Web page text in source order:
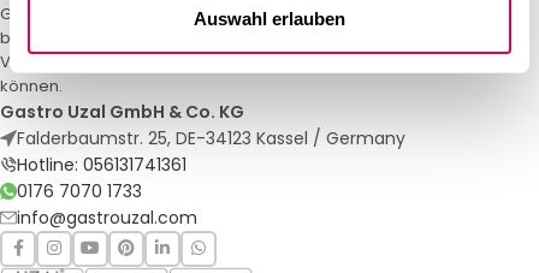
Auswahl erlauben
Gastro Uzal – Ihr Spezialist für Gastronomiemöbel und -textilien. Wir
bieten maßgeschneiderte Lösungen für Restaurants, Hotels und
Veranstaltungen. Qualität und Service, auf die Sie sich verlassen
können.
Gastro Uzal GmbH & Co. KG
Falderbaumstr. 25, DE-34123 Kassel / Germany
Hotline: 056131741361
0176 7070 1733
info@gastrouzal.com